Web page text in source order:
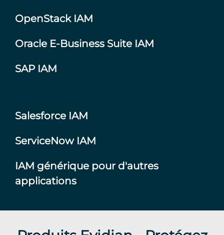
OpenStack IAM
Oracle E-Business Suite IAM
SAP IAM
Salesforce IAM
ServiceNow IAM
IAM générique pour d'autres
applications